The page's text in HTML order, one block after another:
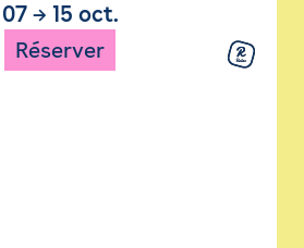
07→ 15 oct.
Réserver